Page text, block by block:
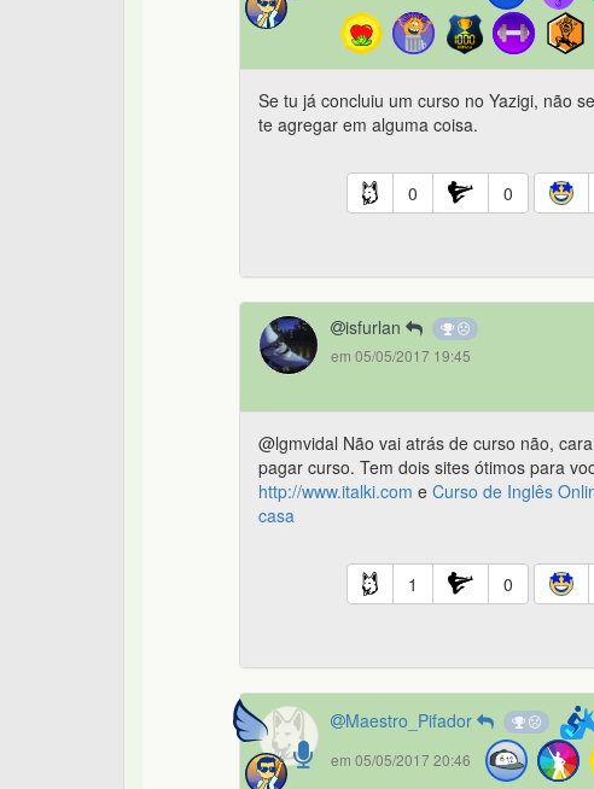
Se tu já concluiu um curso no Yazigi, não
te agregar em alguma coisa.
0 0
isfurlan
em 05/05/2017 19:45
@lgmvidal Não vai atrás de curso não,
pagar curso. Tem dois sites ótimos para
http://www.italki.com e Curso de Inglês
casa
1 0
Maestro_Pifador
em 05/05/2017 20:46